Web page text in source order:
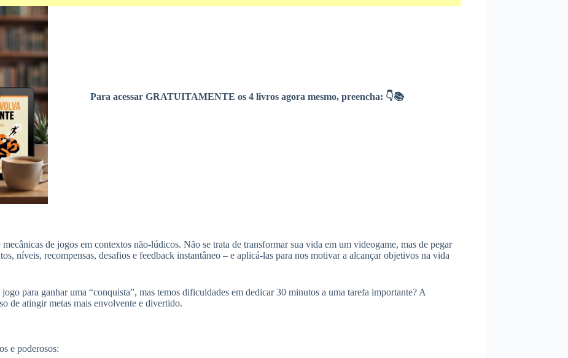
Para acessar GRATUITAMENTE os 4 livros agora mesmo, preencha: 👇📚
de jogos em contextos não-lúdicos. Não se trata de transformar sua vida em um videogame, mas de pegar
níveis, recompensas, desafios e feedback instantâneo – e aplicá-las para nos motivar a alcançar objetivos na vida
para ganhar uma “conquista”, mas temos dificuldades em dedicar 30 minutos a uma tarefa importante? A
de atingir metas mais envolvente e divertido.
e poderosos: